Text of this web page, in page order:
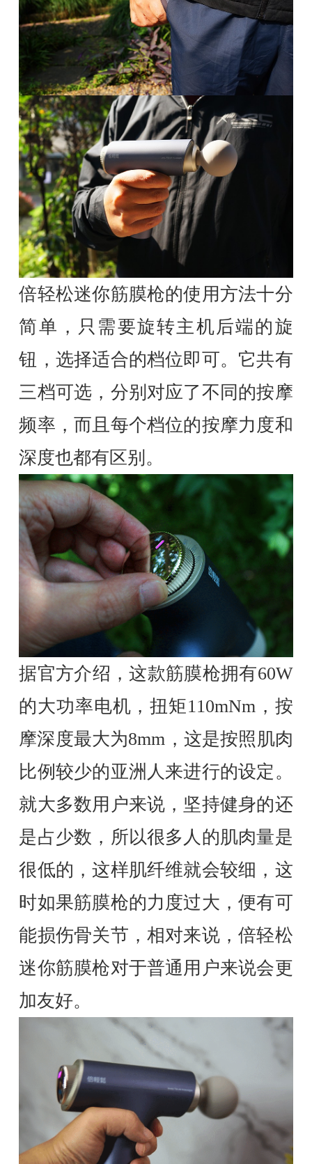
倍轻松迷你筋膜枪的使用方法十分
简单，只需要旋转主机后端的旋
钮，选择适合的档位即可。它共有
三档可选，分别对应了不同的按摩
频率，而且每个档位的按摩力度和
深度也都有区别。
据官方介绍，这款筋膜枪拥有60W
的大功率电机，扭矩110mNm，按
摩深度最大为8mm，这是按照肌肉
比例较少的亚洲人来进行的设定。
就大多数用户来说，坚持健身的还
是占少数，所以很多人的肌肉量是
很低的，这样肌纤维就会较细，这
时如果筋膜枪的力度过大，便有可
能损伤骨关节，相对来说，倍轻松
迷你筋膜枪对于普通用户来说会更
加友好。